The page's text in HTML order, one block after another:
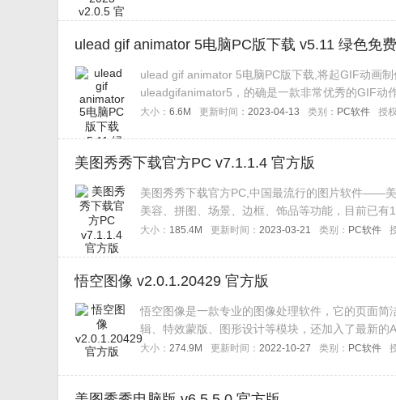
ulead gif animator 5电脑PC版下载 v5.11 绿色免
ulead gif animator 5电脑PC版下载,将起GIF动画
uleadgifanimator5，的确是一款非常优秀的GIF动
大小： 6.6M 更新时间： 2023-04-13 类别： PC软件 授
美图秀秀下载官方PC v7.1.1.4 官方版
美图秀秀下载官方PC,中国最流行的图片软件——
美容、拼图、场景、边框、饰品等功能，目前已
PS简单100倍！
大小： 185.4M 更新时间： 2023-03-21 类别： PC软件
悟空图像 v2.0.1.20429 官方版
悟空图像是一款专业的图像处理软件，它的页面
辑、特效蒙版、图形设计等模块，还加入了最新
友快来下载吧。
大小： 274.9M 更新时间： 2022-10-27 类别： PC软件